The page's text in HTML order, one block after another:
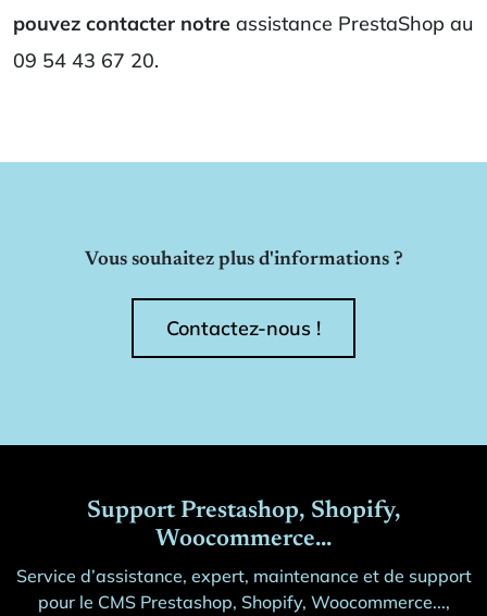
pouvez contacter notre assistance PrestaShop au
09 54 43 67 20.
Vous souhaitez plus d'informations ?
Contactez-nous !
Support Prestashop, Shopify,
Woocommerce...
Service d’assistance, expert, maintenance et de support
pour le CMS Prestashop, Shopify, Woocommerce...,